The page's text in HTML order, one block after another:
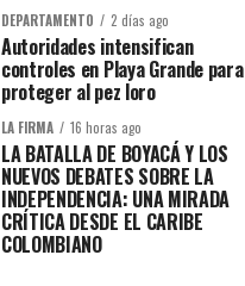
DEPARTAMENTO 2 días ago
Autoridades intensifican
controles en Playa Grande para
proteger al pez loro
LA FIRMA 16 horas ago
LA BATALLA DE BOYACÁ Y LOS
NUEVOS DEBATES SOBRE LA
INDEPENDENCIA: UNA MIRADA
CRÍTICA DESDE EL CARIBE
COLOMBIANO